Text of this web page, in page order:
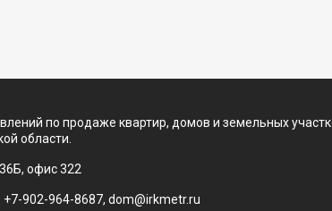
по продаже квартир, домов и земельных
области.
36Б, офис 322
902-964-8687, dom@irkmetr.ru